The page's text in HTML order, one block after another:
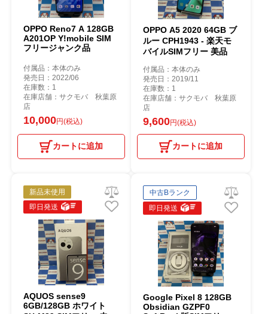
OPPO Reno7 A 128GB
A201OP Y!mobile SIM
フリージャンク品
付属品：本体のみ
発売日：2022/06
在庫数：1
在庫店舗：サクモバ 秋葉原
店
10,000円(税込)
カートに追加
OPPO A5 2020 64GB ブ
ルー CPH1943 - 楽天モ
バイルSIMフリー 美品
付属品：本体のみ
発売日：2019/11
在庫数：1
在庫店舗：サクモバ 秋葉原
店
9,600円(税込)
カートに追加
新品未使用
即日発送
AQUOS sense9
6GB/128GB ホワイト
中古Bランク
即日発送
Google Pixel 8 128GB
Obsidian GZPF0